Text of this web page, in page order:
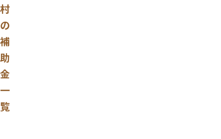
村
の
補
助
金
一
覧